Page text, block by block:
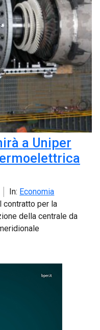
a Uniper
In: Economia
contratto per la
della centrale da